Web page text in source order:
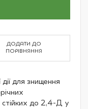
ДОДАТИ ДО
ПОРІВНЯННЯ
для знищення
стійких до 2,4-Д у